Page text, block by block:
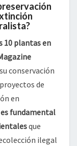
10 plantas en
conservación
de
en
es fundamental
que
ilegal